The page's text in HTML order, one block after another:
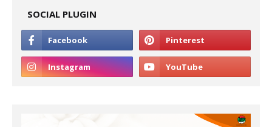
SOCIAL PLUGIN